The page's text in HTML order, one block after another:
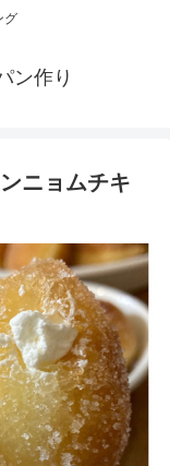
グ
ン作り
ニョムチキ